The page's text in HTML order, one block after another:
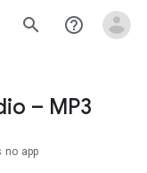
search help_outline
– MP3
no app